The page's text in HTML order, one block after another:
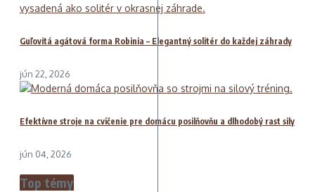
Guľovitá agátová forma Robinia – Elegantný solitér do každej záhrady
jún 22, 2026
Efektívne stroje na cvičenie pre domácu posilňovňu a dlhodobý rast sily
jún 04, 2026
Top témy